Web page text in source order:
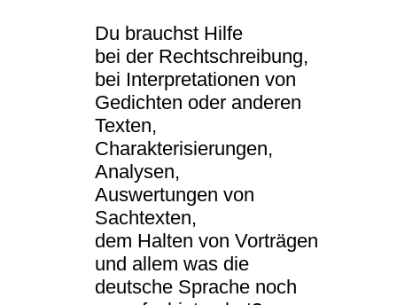
Du brauchst Hilfe
bei der Rechtschreibung,
bei Interpretationen von
Gedichten oder anderen
Texten,
Charakterisierungen,
Analysen,
Auswertungen von
Sachtexten,
dem Halten von Vorträgen
und allem was die
deutsche Sprache noch